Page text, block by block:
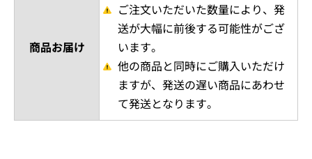
商品お届け
ご注文いただいた数量により、発
送が大幅に前後する可能性がござ
います。
他の商品と同時にご購入いただけ
ますが、発送の遅い商品にあわせ
て発送となります。